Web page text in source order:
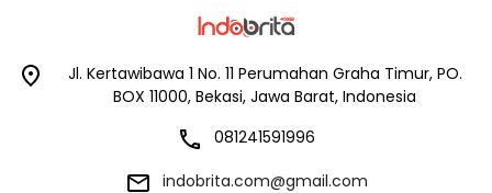
Jl. Kertawibawa 1 No. 11 Perumahan Graha Timur, PO.
BOX 11000, Bekasi, Jawa Barat, Indonesia
081241591996
indobrita.com@gmail.com